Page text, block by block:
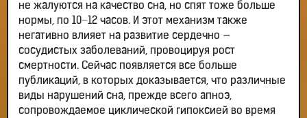
не жалуются на качество сна, но спят тоже больше
нормы, по 10−12 часов. И этот механизм также
негативно влияет на развитие сердечно —
сосудистых заболеваний, провоцируя рост
смертности. Сейчас появляется все больше
публикаций, в которых доказывается, что различные
виды нарушений сна, прежде всего апноэ,
сопровождаемое циклической гипоксией во время